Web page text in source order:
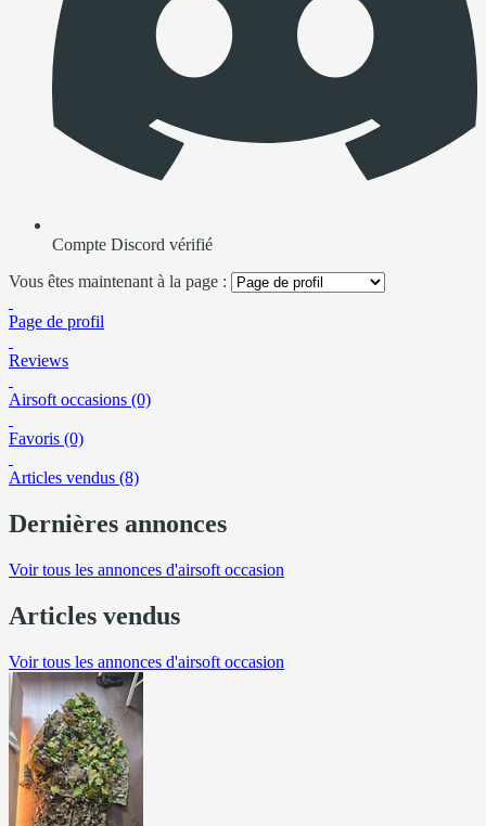
Compte Discord vérifié
Vous êtes maintenant à la page :
Page de profil
Reviews
Airsoft occasions (0)
Favoris (0)
Articles vendus (8)
Dernières annonces
Voir tous les annonces d'airsoft occasion
Articles vendus
Voir tous les annonces d'airsoft occasion